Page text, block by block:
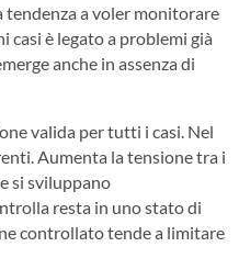
tendenza a voler monitorare
è legato a problemi già
anche in assenza di
valida per tutti i casi. Nel
Aumenta la tensione tra i
si sviluppano
resta in uno stato di
controllato tende a limitare